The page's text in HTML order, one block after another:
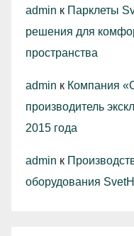
admin к Парклеты
решения для
пространства
admin к Компания
производитель
2015 года
admin к
оборудования